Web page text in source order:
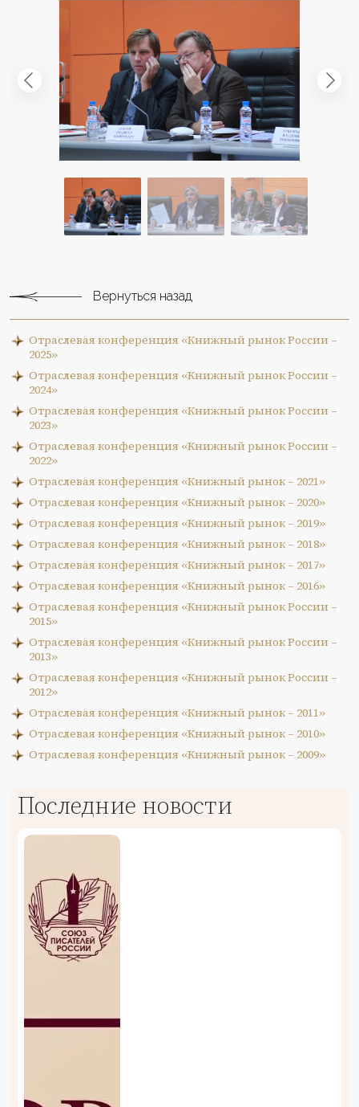
Вернуться назад
Отраслевая конференция «Книжный рынок России –
2025»
Отраслевая конференция «Книжный рынок России –
2024»
Отраслевая конференция «Книжный рынок России –
2023»
Отраслевая конференция «Книжный рынок России –
2022»
Отраслевая конференция «Книжный рынок – 2021»
Отраслевая конференция «Книжный рынок – 2020»
Отраслевая конференция «Книжный рынок – 2019»
Отраслевая конференция «Книжный рынок – 2018»
Отраслевая конференция «Книжный рынок – 2017»
Отраслевая конференция «Книжный рынок – 2016»
Отраслевая конференция «Книжный рынок России –
2015»
Отраслевая конференция «Книжный рынок России –
2013»
Отраслевая конференция «Книжный рынок России –
2012»
Отраслевая конференция «Книжный рынок – 2011»
Отраслевая конференция «Книжный рынок – 2010»
Отраслевая конференция «Книжный рынок – 2009»
Последние новости